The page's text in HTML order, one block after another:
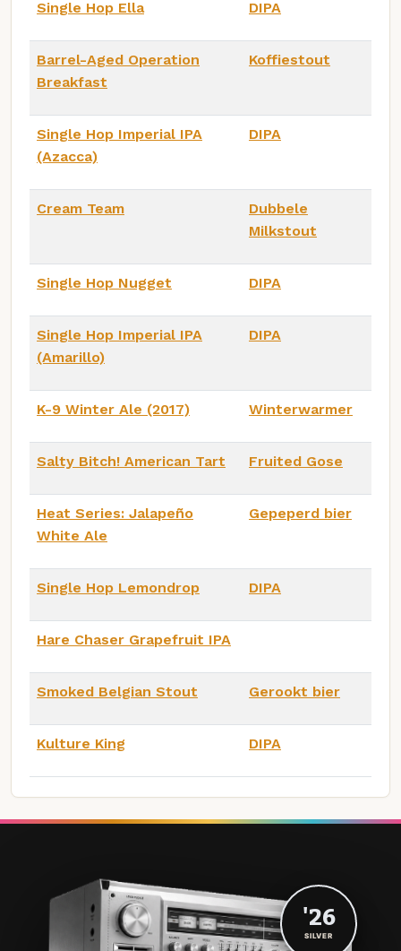
Single Hop Ella DIPA
Barrel-Aged Operation
Breakfast
Koffiestout
Single Hop Imperial IPA
(Azacca)
DIPA
Cream Team
Dubbele
Milkstout
Single Hop Nugget DIPA
Single Hop Imperial IPA
(Amarillo)
DIPA
K-9 Winter Ale (2017) Winterwarmer
Salty Bitch! American Tart Fruited Gose
Heat Series: Jalapeño
White Ale
Gepeperd bier
Single Hop Lemondrop DIPA
Hare Chaser Grapefruit IPA
Smoked Belgian Stout Gerookt bier
Kulture King DIPA
'26
SILVER